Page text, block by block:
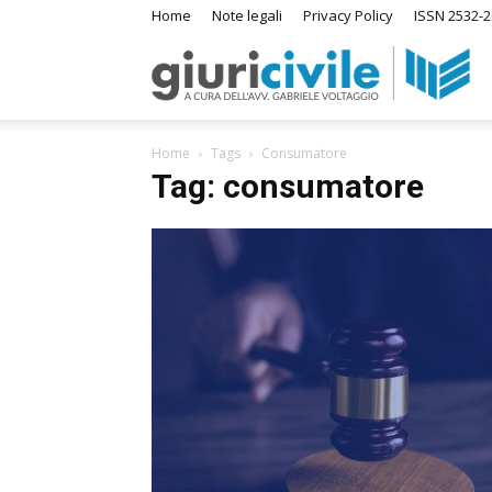
Home Note legali Privacy Policy ISSN 2532-
Home Tags Consumatore
Tag: consumatore